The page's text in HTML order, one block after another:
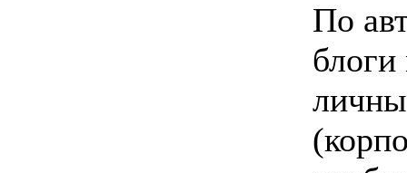
По